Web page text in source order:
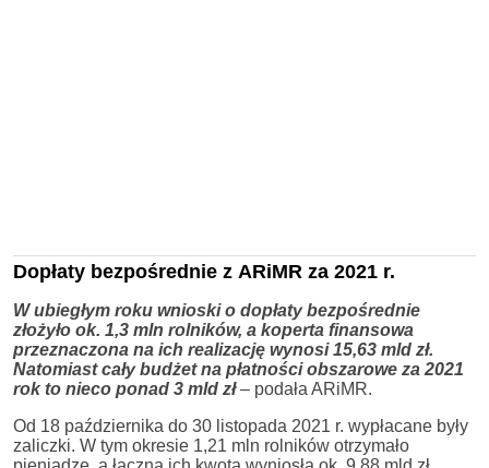
Dopłaty bezpośrednie z ARiMR za 2021 r.
W ubiegłym roku wnioski o dopłaty bezpośrednie
złożyło ok. 1,3 mln rolników, a koperta finansowa
przeznaczona na ich realizację wynosi 15,63 mld zł.
Natomiast cały budżet na płatności obszarowe za 2021
rok to nieco ponad 3 mld zł– podała ARiMR.
Od 18 października do 30 listopada 2021 r. wypłacane były
zaliczki. W tym okresie 1,21 mln rolników otrzymało